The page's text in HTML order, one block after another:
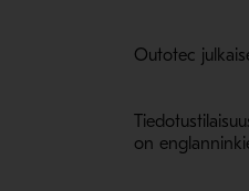
Outotec
on